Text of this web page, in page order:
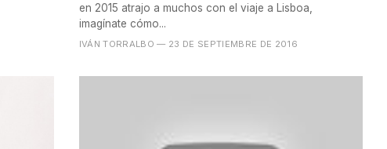
en 2015 atrajo a muchos con el viaje a Lisboa,
imagínate cómo...
IVÁN TORRALBO — 23 DE SEPTIEMBRE DE 2016